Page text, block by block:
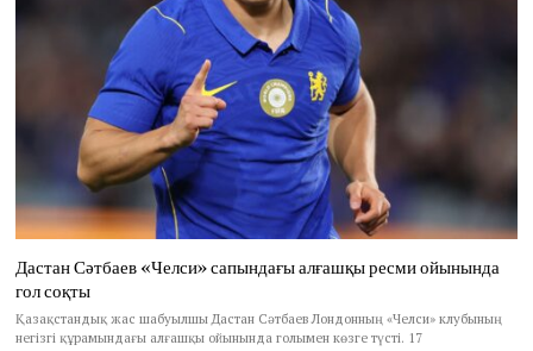
Дастан Сәтбаев «Челси» сапындағы алғашқы ресми ойынында
гол соқты
Қазақстандық жас шабуылшы Дастан Сәтбаев Лондонның «Челси» клубының
негізгі құрамындағы алғашқы ойынында голымен көзге түсті. 17